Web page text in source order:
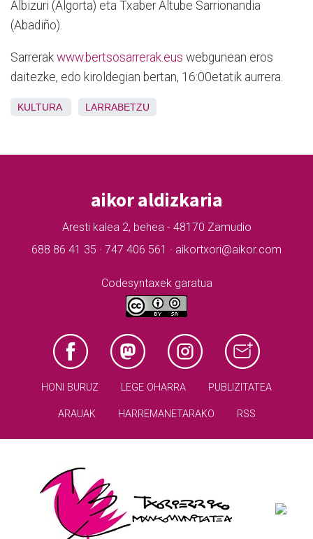
Albizuri (Algorta) eta Txaber Altube Sarrionandia
(Abadiño).
Sarrerak www.bertsosarrerak.eus webgunean eros
daitezke, edo kiroldegian bertan, 16:00etatik aurrera.
KULTURA LARRABETZU
aikor aldizkaria
Aresti kalea 2, behea - 48170 Zamudio
688 86 41 35 · 747 406 561 · aikortxori@aikor.com
Codesyntaxek garatua
HONI BURUZ LEGE OHARRA PUBLIZITATEA
ARAUAK HARREMANETARAKO RSS